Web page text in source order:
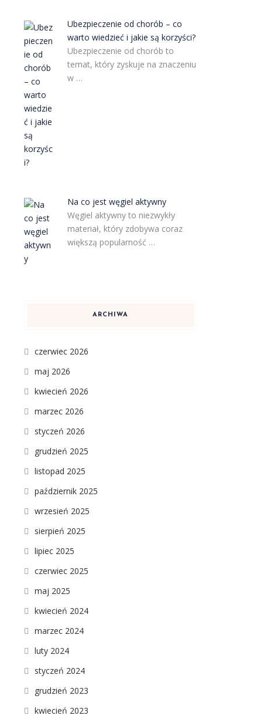
Ubezpieczenie od chorób – co
warto wiedzieć i jakie są korzyści?
Ubezpieczenie od chorób to
temat, który zyskuje na znaczeniu
w …
Na co jest węgiel aktywny
Węgiel aktywny to niezwykły
materiał, który zdobywa coraz
większą popularność …
ARCHIWA
czerwiec 2026
maj 2026
kwiecień 2026
marzec 2026
styczeń 2026
grudzień 2025
listopad 2025
październik 2025
wrzesień 2025
sierpień 2025
lipiec 2025
czerwiec 2025
maj 2025
kwiecień 2024
marzec 2024
luty 2024
styczeń 2024
grudzień 2023
kwiecień 2023